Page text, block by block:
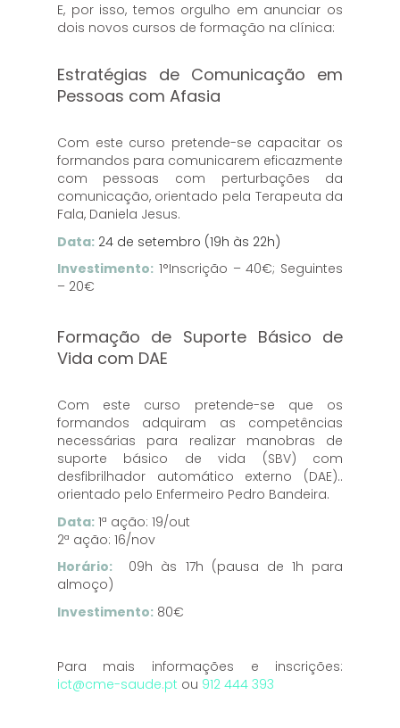
E, por isso, temos orgulho em anunciar os
dois novos cursos de formação na clínica:
Estratégias de Comunicação em
Pessoas com Afasia
Com este curso pretende-se capacitar os
formandos para comunicarem eficazmente
com pessoas com perturbações da
comunicação, orientado pela Terapeuta da
Fala, Daniela Jesus.
Data: 24 de setembro (19h às 22h)
Investimento:1°Inscrição – 40€; Seguintes
– 20€
Formação de Suporte Básico de
Vida com DAE
Com este curso pretende-se que os
formandos adquiram as competências
necessárias para realizar manobras de
suporte básico de vida (SBV) com
desfibrilhador automático externo (DAE)..
orientado pelo Enfermeiro Pedro Bandeira.
Data:1ª ação: 19/out
2ª ação: 16/nov
Horário:09h às 17h (pausa de 1h para
almoço)
Investimento:80€
Para mais informações e inscrições:
ict@cme-saude.pt ou 912 444 393